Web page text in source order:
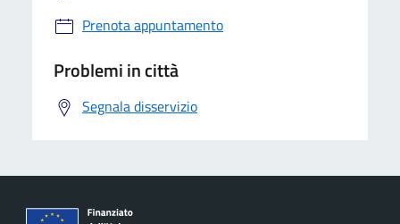
Prenota appuntamento
Problemi in città
Segnala disservizio